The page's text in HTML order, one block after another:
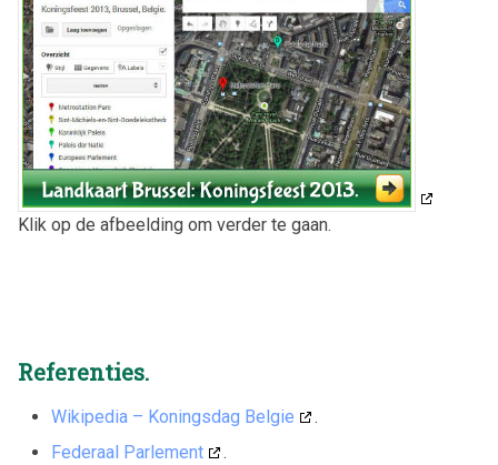
Klik op de afbeelding om verder te gaan.
Referenties.
Wikipedia – Koningsdag Belgie
.
Federaal Parlement
.